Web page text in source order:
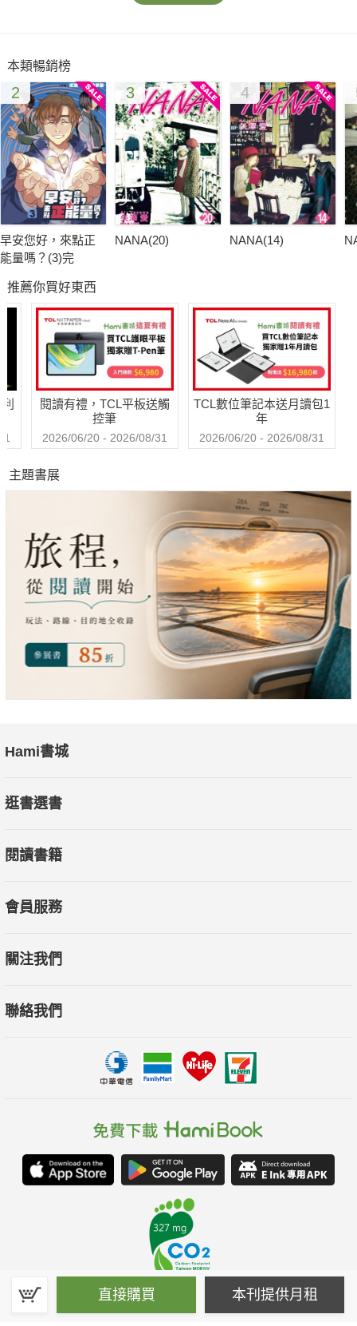
本類暢銷榜
2
早安您好，來點正
能量嗎？(3)完
3
NANA(20)
4
NANA(14)
推薦你買好東西
閱讀有禮，TCL平板送觸
控筆
2026/06/20 - 2026/08/31
TCL數位筆記本送月讀包1
年
2026/06/20 - 2026/08/31
直接購買 本刊提供月租
主題書展
Hami書城
逛書選書
閱讀書籍
會員服務
關注我們
聯絡我們